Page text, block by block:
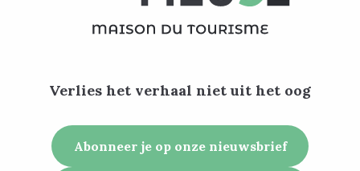
Verlies het verhaal niet uit het oog
Abonneer je op onze nieuwsbrief